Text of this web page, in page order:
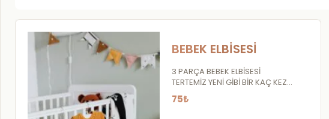
BEBEK ELBİSESİ
3 PARÇA BEBEK ELBİSESİ
TERTEMİZ YENİ GİBİ BİR KAÇ KEZ
KULLANILDI
75₺